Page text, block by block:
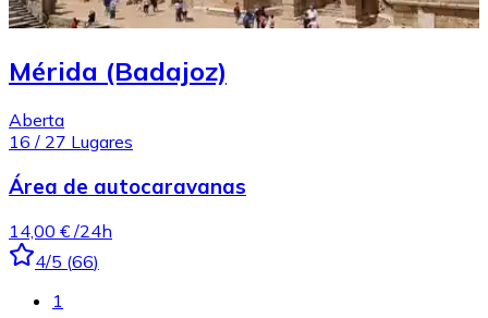
Mérida (Badajoz)
Aberta
16 / 27 Lugares
Área de autocaravanas
14,00 € /24h
4/5 (66)
1